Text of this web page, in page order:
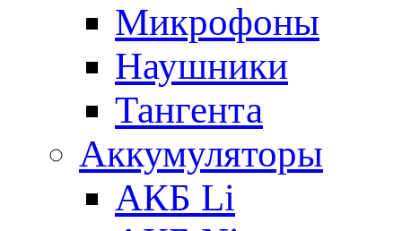
Микрофоны
Наушники
Тангента
Аккумуляторы
АКБ Li